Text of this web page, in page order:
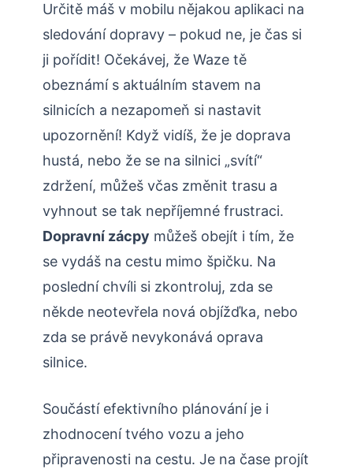
Určitě máš v mobilu nějakou aplikaci na
sledování dopravy – pokud ne, je čas si
ji pořídit! Očekávej, že Waze tě
obeznámí s aktuálním stavem na
silnicích a nezapomeň si nastavit
upozornění! Když vidíš, že je doprava
hustá, nebo že se na silnici „svítí“
zdržení, můžeš včas změnit trasu a
vyhnout se tak nepříjemné frustraci.
Dopravní zácpy můžeš obejít i tím, že
se vydáš na cestu mimo špičku. Na
poslední chvíli si zkontroluj, zda se
někde neotevřela nová objížďka, nebo
zda se právě nevykonává oprava
silnice.
Součástí efektivního plánování je i
zhodnocení tvého vozu a jeho
připravenosti na cestu. Je na čase projít